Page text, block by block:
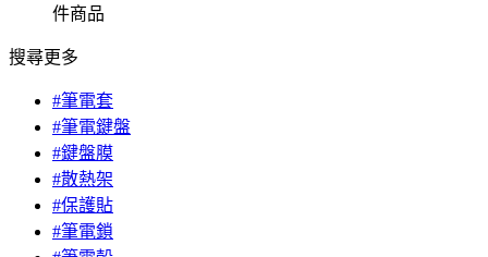
件商品
搜尋更多
#筆電套
#筆電鍵盤
#鍵盤膜
#散熱架
#保護貼
#筆電鎖